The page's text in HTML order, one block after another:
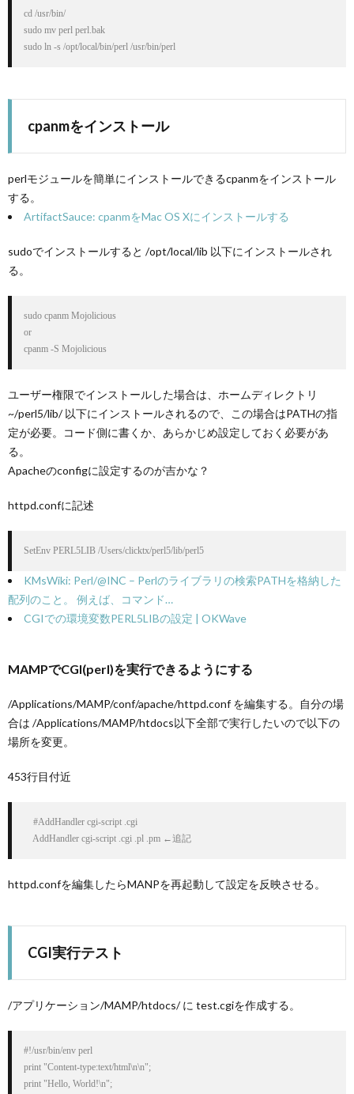
cd /usr/bin/
sudo mv perl perl.bak
sudo ln -s /opt/local/bin/perl /usr/bin/perl
cpanmをインストール
perlモジュールを簡単にインストールできるcpanmをインストール
する。
ArtifactSauce: cpanmをMac OS Xにインストールする
sudoでインストールすると /opt/local/lib 以下にインストールされ
る。
sudo cpanm Mojolicious
or
cpanm -S Mojolicious
ユーザー権限でインストールした場合は、ホームディレクトリ
~/perl5/lib/ 以下にインストールされるので、この場合はPATHの指
定が必要。コード側に書くか、あらかじめ設定しておく必要があ
る。
Apacheのconfigに設定するのが吉かな？
httpd.confに記述
SetEnv PERL5LIB /Users/clicktx/perl5/lib/perl5
KMsWiki: Perl/@INC – Perlのライブラリの検索PATHを格納した
配列のこと。 例えば、コマンド…
CGIでの環境変数PERL5LIBの設定 | OKWave
MAMPでCGI(perl)を実行できるようにする
/Applications/MAMP/conf/apache/httpd.conf を編集する。自分の場
合は /Applications/MAMP/htdocs以下全部で実行したいので以下の
場所を変更。
453行目付近
    #AddHandler cgi-script .cgi
    AddHandler cgi-script .cgi .pl .pm ←追記
httpd.confを編集したらMANPを再起動して設定を反映させる。
CGI実行テスト
/アプリケーション/MAMP/htdocs/ に test.cgiを作成する。
#!/usr/bin/env perl
print "Content-type:text/html\n\n";
print "Hello, World!\n";